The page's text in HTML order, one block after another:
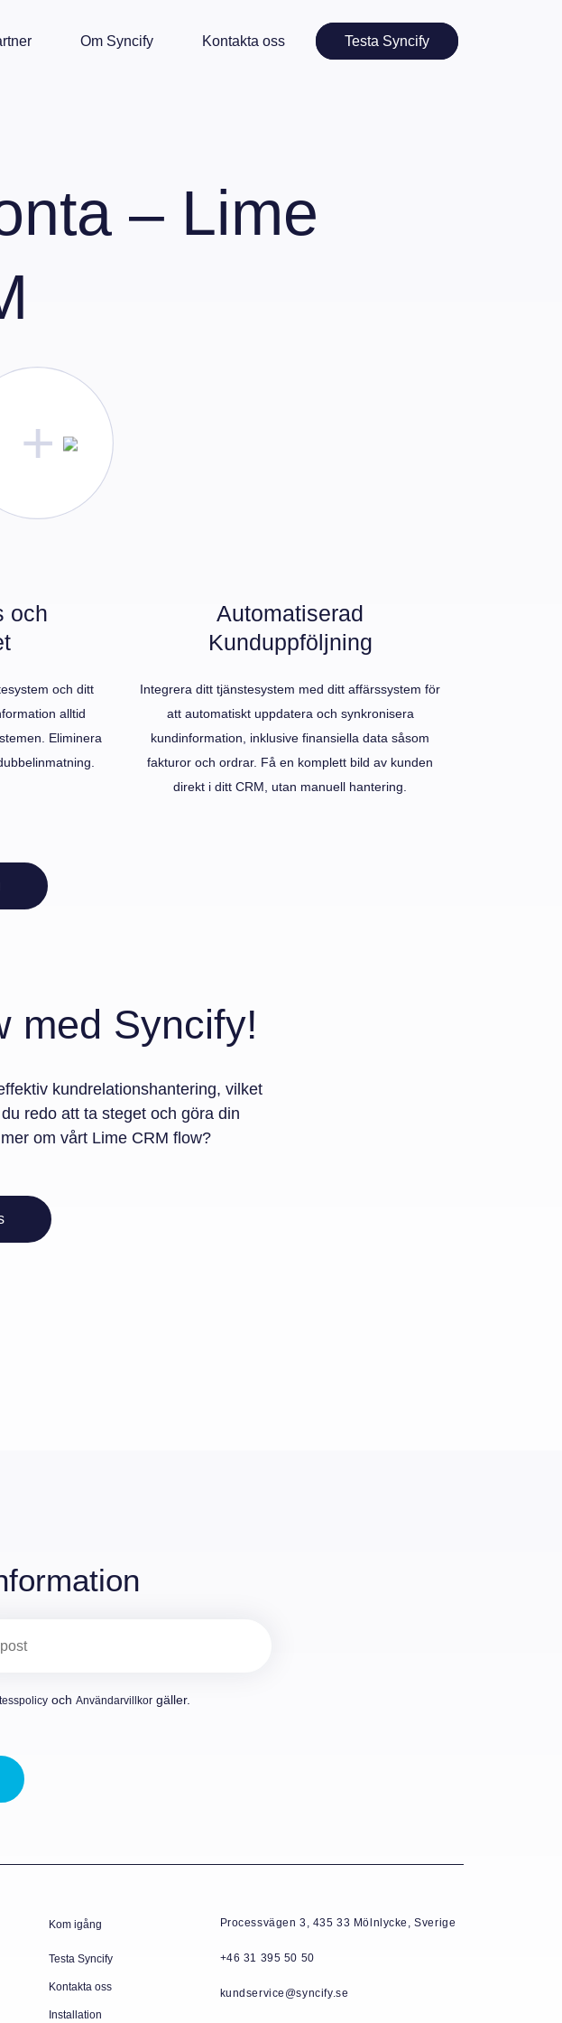
Om Syncify Kontakta oss Testa Syncify
– Lime
och
och ditt
alltid
Eliminera
Automatiserad
Kunduppföljning
Integrera ditt tjänstesystem med ditt affärssystem för
att automatiskt uppdatera och synkronisera
kundinformation, inklusive finansiella data såsom
fakturor och ordrar. Få en komplett bild av kunden
direkt i ditt CRM, utan manuell hantering.
med Syncify!
kundrelationshantering, vilket
redo att ta steget och göra din
om vårt Lime CRM flow?
och Användarvillkor gäller.
Kom igång
Testa Syncify
Kontakta oss
Installation
Processvägen 3, 435 33 Mölnlycke, Sverige
+46 31 395 50 50
kundservice@syncify.se